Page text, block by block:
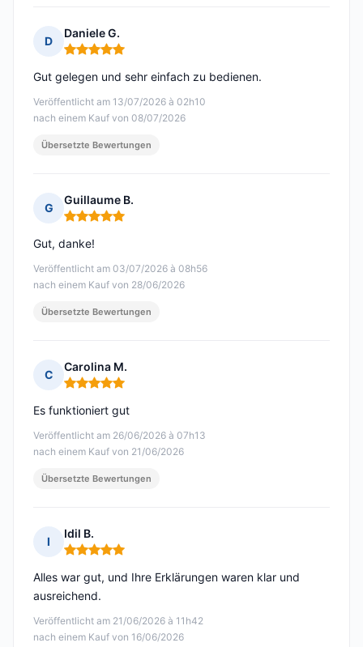
D
Daniele G.
Hinweis: 5 von 5
Veröffentlicht am 13/07/2026 à 02h10
nach einem Kauf von 08/07/2026
Gut gelegen und sehr einfach zu bedienen.
Übersetzte Bewertungen
G
Guillaume B.
Hinweis: 5 von 5
Veröffentlicht am 03/07/2026 à 08h56
nach einem Kauf von 28/06/2026
Gut, danke!
Übersetzte Bewertungen
C
Carolina M.
Hinweis: 5 von 5
Veröffentlicht am 26/06/2026 à 07h13
nach einem Kauf von 21/06/2026
Es funktioniert gut
Übersetzte Bewertungen
I
Idil B.
Hinweis: 5 von 5
Veröffentlicht am 21/06/2026 à 11h42
nach einem Kauf von 16/06/2026
Alles war gut, und Ihre Erklärungen waren klar und
ausreichend.